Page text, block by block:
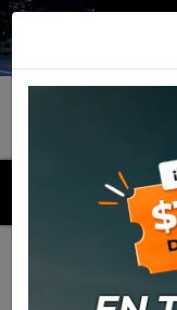
MENU
Productos